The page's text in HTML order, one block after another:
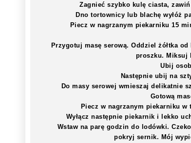
Zagnieć szybko kulę ciasta,
Dno tortownicy lub blachę wyłóż
Piecz w nagrzanym piekarniku 15
Przygotuj masę serową. Oddziel żółtka
proszku. Miksuj
Ubij
Następnie ubij na
Do masy serowej wmieszaj delikatnie
Gotową
Piecz w nagrzanym piekarniku w
Wyłącz następnie piekarnik i lekko
Wstaw na parę godzin do lodówki.
pokryj sernik. Mój